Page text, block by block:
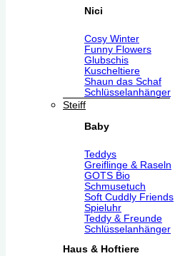
Nici
Cosy Winter
Funny Flowers
Glubschis
Kuscheltiere
Shaun das Schaf
Schlüsselanhänger
Steiff
Baby
Teddys
Greiflinge & Raseln
GOTS Bio
Schmusetuch
Soft Cuddly Friends
Spieluhr
Teddy & Freunde
Schlüsselanhänger
Haus & Hoftiere